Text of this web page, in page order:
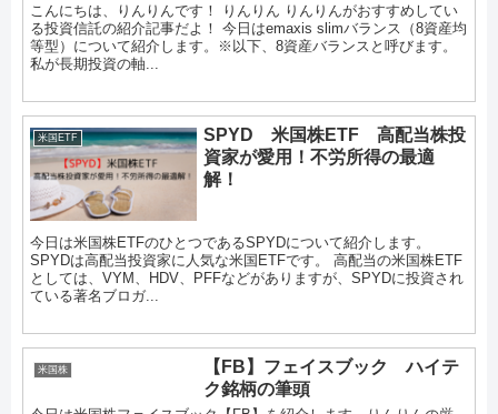
こんにちは、りんりんです！ りんりん りんりんがおすすめしてい
る投資信託の紹介記事だよ！ 今日はemaxis slimバランス（8資産均
等型）について紹介します。※以下、8資産バランスと呼びます。
私が長期投資の軸...
米国ETF
SPYD 米国株ETF 高配当株投
資家が愛用！不労所得の最適
解！
今日は米国株ETFのひとつであるSPYDについて紹介します。
SPYDは高配当投資家に人気な米国ETFです。 高配当の米国株ETF
としては、VYM、HDV、PFFなどがありますが、SPYDに投資され
ている著名ブロガ...
米国株
【FB】フェイスブック ハイテ
ク銘柄の筆頭